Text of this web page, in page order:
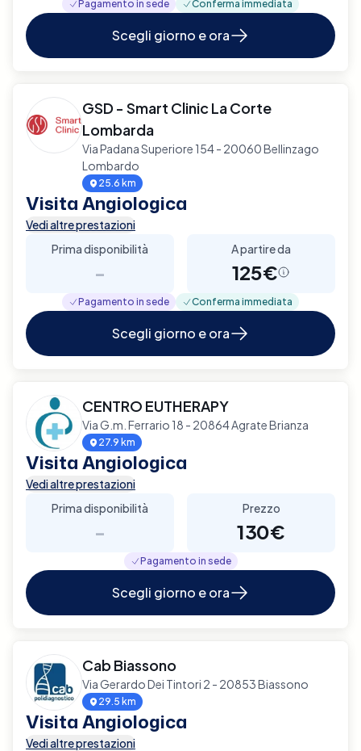
Pagamento in sede Conferma immediata
Scegli giorno e ora
GSD - Smart Clinic La Corte
Lombarda
Via Padana Superiore 154 - 20060 Bellinzago
Lombardo
25.6 km
Visita Angiologica
Vedi altre prestazioni
Prima disponibilità
-
A partire da
125€
Pagamento in sede Conferma immediata
Scegli giorno e ora
CENTRO EUTHERAPY
Via G.m. Ferrario 18 - 20864 Agrate Brianza
27.9 km
Visita Angiologica
Vedi altre prestazioni
Prima disponibilità
-
Prezzo
130€
Pagamento in sede
Scegli giorno e ora
Cab Biassono
Via Gerardo Dei Tintori 2 - 20853 Biassono
29.5 km
Visita Angiologica
Vedi altre prestazioni